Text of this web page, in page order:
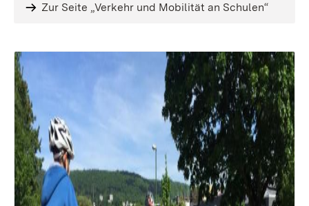
Zur Seite „Verkehr und Mobilität an Schulen“